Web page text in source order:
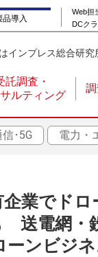
品導入
Web担
DCク
インプレス総合研究
託調査・
ルティング
･5G 電力・
業でド
送電網・
ーンビジ